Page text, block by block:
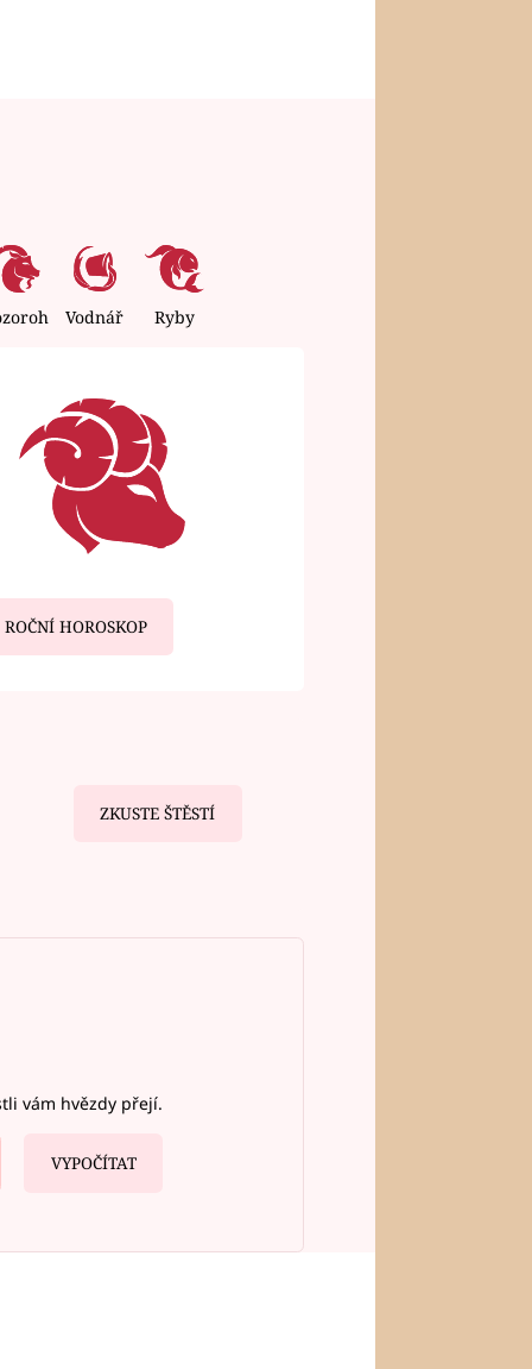
Vodnář Ryby
ROČNÍ HOROSKOP
ZKUSTE ŠTĚSTÍ
vám hvězdy přejí.
VYPOČÍTAT